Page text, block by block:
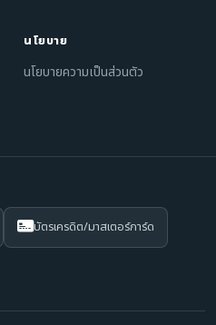
นโยบาย
นโยบายความเป็นส่วนตัว
บัตรเครดิต/มาสเตอร์การ์ด